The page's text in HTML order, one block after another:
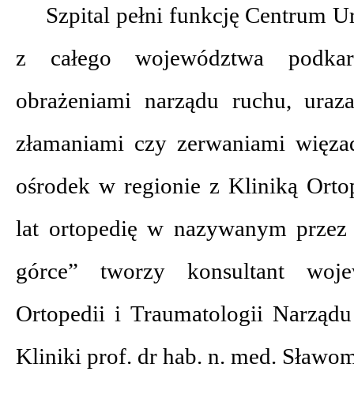
Szpital pełni funkcję Centrum
z całego województwa
obrażeniami narządu ruchu,
złamaniami czy zerwaniami
ośrodek w regionie z Kliniką
lat ortopedię w nazywanym
górce” tworzy konsultant
Ortopedii i Traumatologii
Kliniki prof. dr hab. n. med.